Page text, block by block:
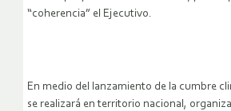
“coherencia” el Ejecutivo.
En medio del lanzamiento de la cumbre
se realizará en territorio nacional,